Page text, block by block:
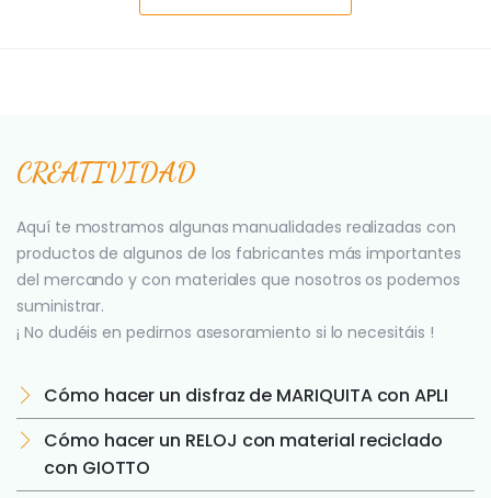
CREATIVIDAD
Aquí te mostramos algunas manualidades realizadas con
productos de algunos de los fabricantes más importantes
del mercando y con materiales que nosotros os podemos
suministrar.
¡ No dudéis en pedirnos asesoramiento si lo necesitáis !
Cómo hacer un disfraz de MARIQUITA con APLI
Cómo hacer un RELOJ con material reciclado
con GIOTTO